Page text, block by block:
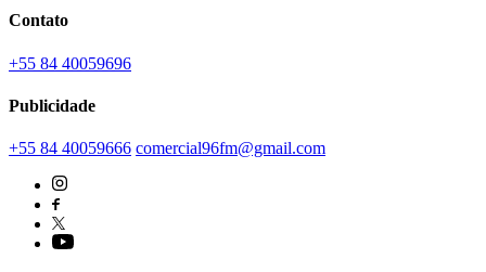
Contato
+55 84 40059696
Publicidade
+55 84 40059666 comercial96fm@gmail.com